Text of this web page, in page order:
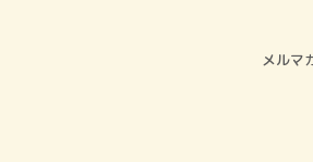
メルマ